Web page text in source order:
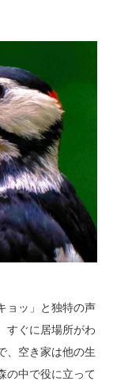
ョッ」と独特の声
すぐに居場所がわ
、空き家は他の生
の中で役に立って